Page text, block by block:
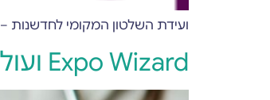
ועידת השלטון המקומי לחדשנות – Muni Expo 2021 התרחשה שבוע שעבר, ואנחנו התרגשנו לקחת חלק ביריד!
Expo Wizard ועולם הכנסים הרפואיים